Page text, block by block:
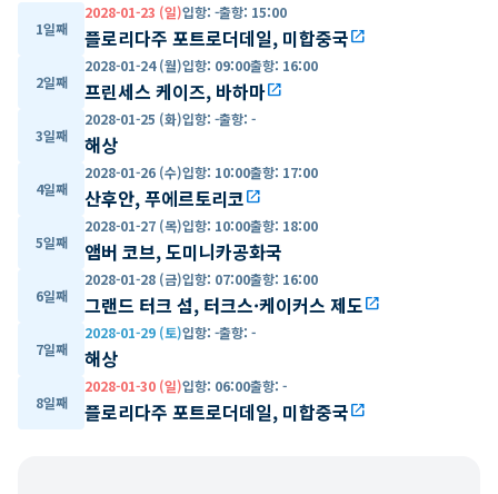
1일째
2028-01-23 (일)입항: -출항: 15:00
플로리다주 포트로더데일, 미합중국open_in_new
2일째
2028-01-24 (월)입항: 09:00출항: 16:00
프린세스 케이즈, 바하마open_in_new
3일째
2028-01-25 (화)입항: -출항: -
해상
4일째
2028-01-26 (수)입항: 10:00출항: 17:00
산후안, 푸에르토리코open_in_new
5일째
2028-01-27 (목)입항: 10:00출항: 18:00
앰버 코브, 도미니카공화국
6일째
2028-01-28 (금)입항: 07:00출항: 16:00
그랜드 터크 섬, 터크스·케이커스 제도open_in_new
7일째
2028-01-29 (토)입항: -출항: -
해상
8일째
2028-01-30 (일)입항: 06:00출항: -
플로리다주 포트로더데일, 미합중국open_in_new